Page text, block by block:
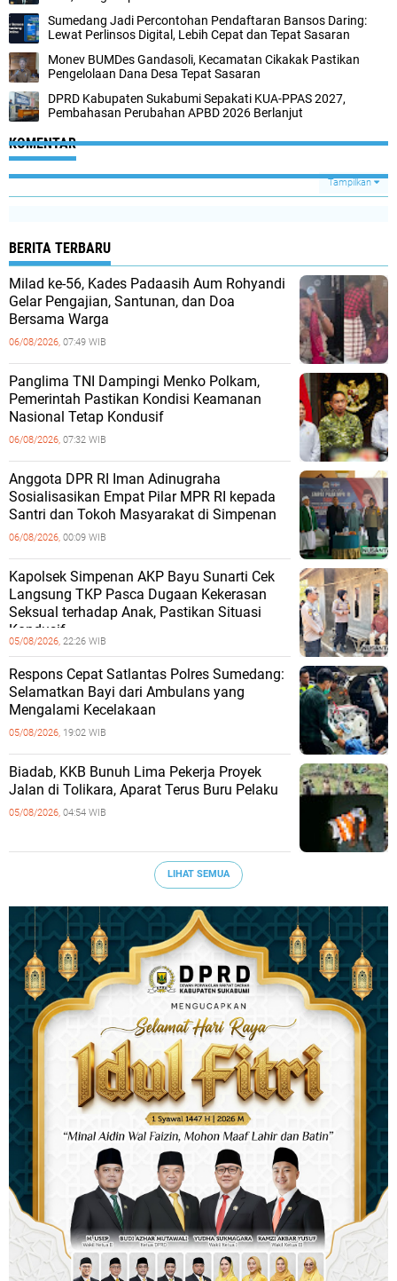
Sumedang Jadi Percontohan Pendaftaran Bansos Daring:
Lewat Perlinsos Digital, Lebih Cepat dan Tepat Sasaran
Monev BUMDes Gandasoli, Kecamatan Cikakak Pastikan
Pengelolaan Dana Desa Tepat Sasaran
DPRD Kabupaten Sukabumi Sepakati KUA-PPAS 2027,
Pembahasan Perubahan APBD 2026 Berlanjut
KOMENTAR
Tampilkan
BERITA TERBARU
Milad ke-56, Kades Padaasih Aum Rohyandi
Gelar Pengajian, Santunan, dan Doa
Bersama Warga
06/08/2026, 07:49 WIB
Panglima TNI Dampingi Menko Polkam,
Pemerintah Pastikan Kondisi Keamanan
Nasional Tetap Kondusif
06/08/2026, 07:32 WIB
Anggota DPR RI Iman Adinugraha
Sosialisasikan Empat Pilar MPR RI kepada
Santri dan Tokoh Masyarakat di Simpenan
06/08/2026, 00:09 WIB
Kapolsek Simpenan AKP Bayu Sunarti Cek
Langsung TKP Pasca Dugaan Kekerasan
Seksual terhadap Anak, Pastikan Situasi
Kondusif
05/08/2026, 22:26 WIB
Respons Cepat Satlantas Polres Sumedang:
Selamatkan Bayi dari Ambulans yang
Mengalami Kecelakaan
05/08/2026, 19:02 WIB
Biadab, KKB Bunuh Lima Pekerja Proyek
Jalan di Tolikara, Aparat Terus Buru Pelaku
05/08/2026, 04:54 WIB
LIHAT SEMUA